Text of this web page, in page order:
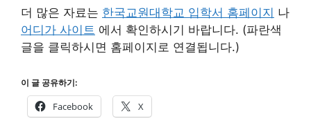
더 많은 자료는 한국교원대학교 입학서 홈페이지 나
어디가 사이트 에서 확인하시기 바랍니다. (파란색
글을 클릭하시면 홈페이지로 연결됩니다.)
이 글 공유하기:
Facebook X